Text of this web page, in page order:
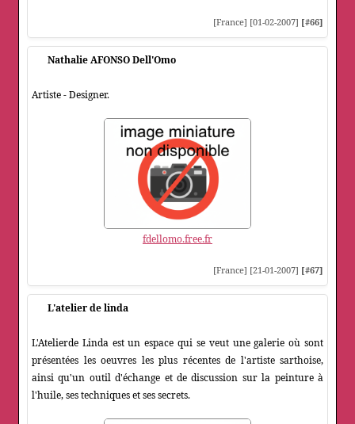
[France] [01-02-2007] [#66]
Nathalie AFONSO Dell'Omo
Artiste - Designer.
fdellomo.free.fr
[France] [21-01-2007] [#67]
L'atelier de linda
L'Atelierde Linda est un espace qui se veut une galerie où sont
présentées les oeuvres les plus récentes de l'artiste sarthoise,
ainsi qu'un outil d'échange et de discussion sur la peinture à
l'huile, ses techniques et ses secrets.